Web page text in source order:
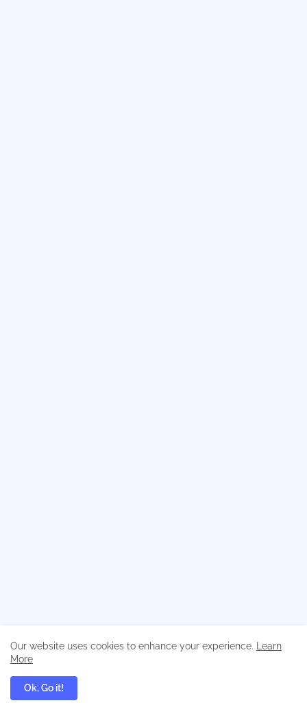
৬ষ্ঠ শ্রেণির সকল নোট, বই, সাজেশন্স ও গাইড
Our website uses cookies to enhance your experience.
Learn
More
Ok, Go it!